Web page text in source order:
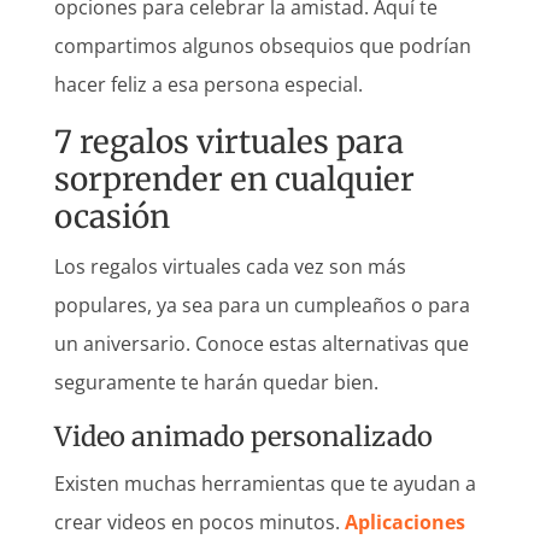
opciones para celebrar la amistad. Aquí te
compartimos algunos obsequios que podrían
hacer feliz a esa persona especial.
7 regalos virtuales para
sorprender en cualquier
ocasión
Los regalos virtuales cada vez son más
populares, ya sea para un cumpleaños o para
un aniversario. Conoce estas alternativas que
seguramente te harán quedar bien.
Video animado personalizado
Existen muchas herramientas que te ayudan a
crear videos en pocos minutos. Aplicaciones